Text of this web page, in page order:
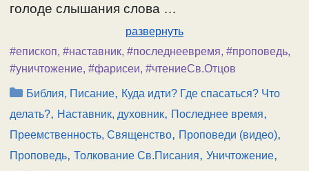
голоде слышания слова …
развернуть
#епископ, #наставник, #последнеевремя, #проповедь,
#уничтожение, #фарисеи, #чтениеСв.Отцов
Рубрики
Библия, Писание, Куда идти? Где спасаться? Что
делать?, Наставник, духовник, Последнее время,
Преемственность, Священство, Проповеди (видео),
Проповедь, Толкование Св.Писания, Уничтожение,